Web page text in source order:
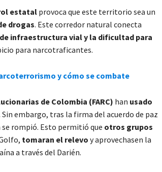
estatal provoca que este territorio sea un
drogas. Este corredor natural conecta
infraestructura vial y la dificultad para
para narcotraficantes.
y cómo se combate
de Colombia (FARC) han usado
embargo, tras la firma del acuerdo de paz
rompió. Esto permitió que otros grupos
tomaran el relevo y aprovechasen la
a través del Darién.